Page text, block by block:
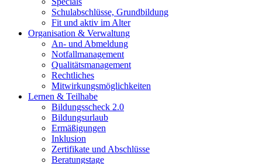
Schulabschlüsse, Grundbildung
Fit und aktiv im Alter
Organisation & Verwaltung
An- und Abmeldung
Notfallmanagement
Qualitätsmanagement
Rechtliches
Mitwirkungsmöglichkeiten
Lernen & Teilhabe
Bildungsscheck 2.0
Bildungsurlaub
Ermäßigungen
Inklusion
Zertifikate und Abschlüsse
Beratungstage